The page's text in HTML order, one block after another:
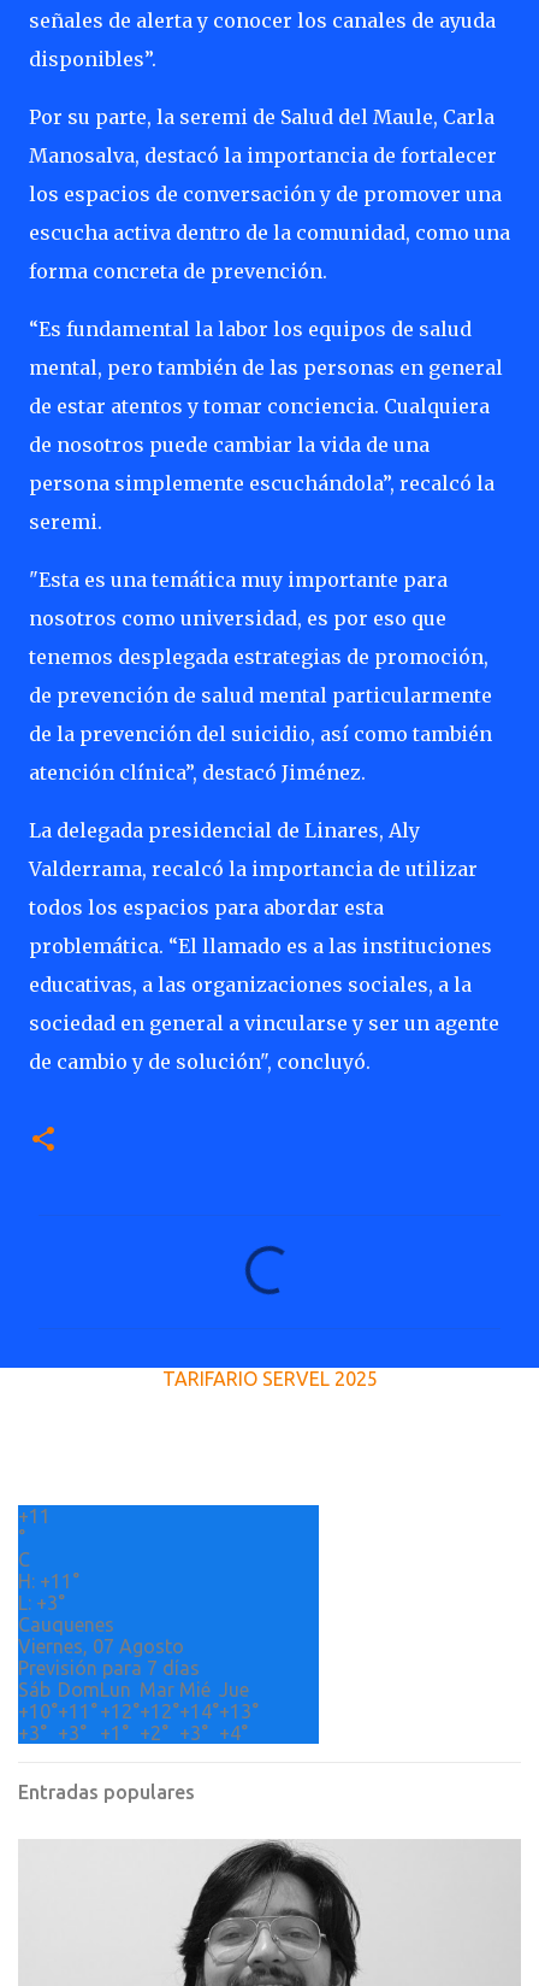
señales de alerta y conocer los canales de ayuda
disponibles”.
Por su parte, la seremi de Salud del Maule, Carla
Manosalva, destacó la importancia de fortalecer
los espacios de conversación y de promover una
escucha activa dentro de la comunidad, como una
forma concreta de prevención.
“Es fundamental la labor los equipos de salud
mental, pero también de las personas en general
de estar atentos y tomar conciencia. Cualquiera
de nosotros puede cambiar la vida de una
persona simplemente escuchándola”, recalcó la
seremi.
"Esta es una temática muy importante para
nosotros como universidad, es por eso que
tenemos desplegada estrategias de promoción,
de prevención de salud mental particularmente
de la prevención del suicidio, así como también
atención clínica”, destacó Jiménez.
La delegada presidencial de Linares, Aly
Valderrama, recalcó la importancia de utilizar
todos los espacios para abordar esta
problemática. “El llamado es a las instituciones
educativas, a las organizaciones sociales, a la
sociedad en general a vincularse y ser un agente
de cambio y de solución", concluyó.
s
TARIFARIO SERVEL 2025
+11
°
C
H: +11°
L: +3°
Cauquenes
Viernes, 07 Agosto
Previsión para 7 días
Sáb DomLun Mar Mié Jue
+10°+11°+12°+12°+14°+13°
+3° +3° +1° +2° +3° +4°
Entradas populares